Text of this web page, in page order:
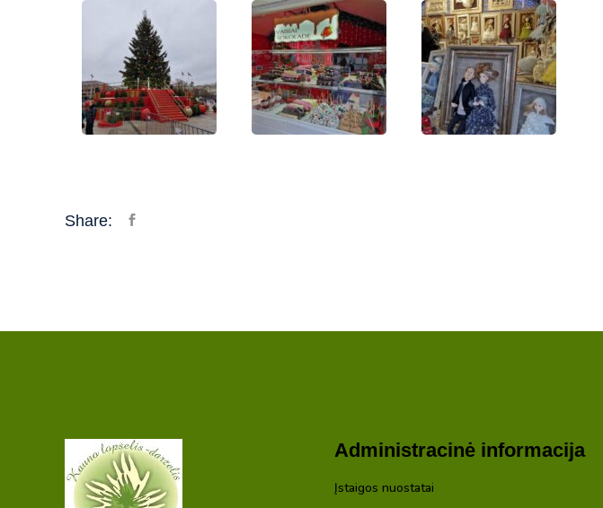
Share:
Administracinė informacija
Įstaigos nuostatai